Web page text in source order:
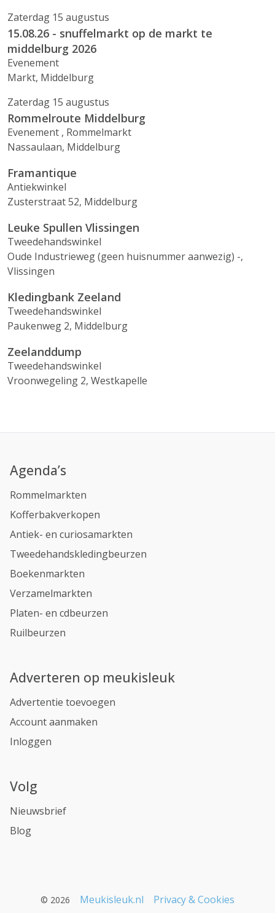
Zaterdag 15 augustus
15.08.26 - snuffelmarkt op de markt te
middelburg 2026
Evenement
Markt, Middelburg
Zaterdag 15 augustus
Rommelroute Middelburg
Evenement , Rommelmarkt
Nassaulaan, Middelburg
Framantique
Antiekwinkel
Zusterstraat 52, Middelburg
Leuke Spullen Vlissingen
Tweedehandswinkel
Oude Industrieweg (geen huisnummer aanwezig) -,
Vlissingen
Kledingbank Zeeland
Tweedehandswinkel
Paukenweg 2, Middelburg
Zeelanddump
Tweedehandswinkel
Vroonwegeling 2, Westkapelle
Agenda’s
Rommelmarkten
Kofferbakverkopen
Antiek- en curiosamarkten
Tweedehandskledingbeurzen
Boekenmarkten
Verzamelmarkten
Platen- en cdbeurzen
Ruilbeurzen
Adverteren op meukisleuk
Advertentie toevoegen
Account aanmaken
Inloggen
Volg
Nieuwsbrief
Blog
© 2026 Meukisleuk.nl Privacy & Cookies